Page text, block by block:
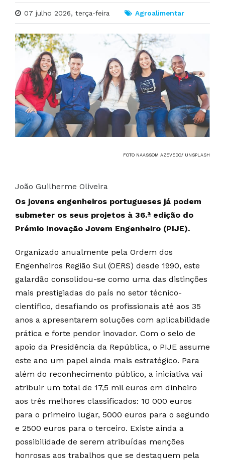
07 julho 2026, terça-feira Agroalimentar
FOTO NAASSOM AZEVEDO/ UNSPLASH
João Guilherme Oliveira
Os jovens engenheiros portugueses já podem
submeter os seus projetos à 36.ª edição do
Prémio Inovação Jovem Engenheiro (PIJE).
Organizado anualmente pela Ordem dos
Engenheiros Região Sul (OERS) desde 1990, este
galardão consolidou-se como uma das distinções
mais prestigiadas do país no setor técnico-
científico, desafiando os profissionais até aos 35
anos a apresentarem soluções com aplicabilidade
prática e forte pendor inovador. Com o selo de
apoio da Presidência da República, o PIJE assume
este ano um papel ainda mais estratégico. Para
além do reconhecimento público, a iniciativa vai
atribuir um total de 17,5 mil euros em dinheiro
aos três melhores classificados: 10 000 euros
para o primeiro lugar, 5000 euros para o segundo
e 2500 euros para o terceiro. Existe ainda a
possibilidade de serem atribuídas menções
honrosas aos trabalhos que se destaquem pela